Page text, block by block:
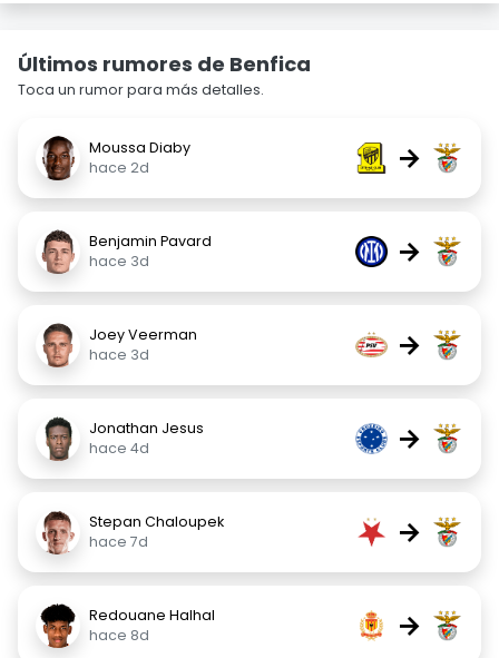
Últimos rumores de Benfica
Toca un rumor para más detalles.
Moussa Diaby
hace 2d
→
Benjamin Pavard
hace 3d
→
Joey Veerman
hace 3d
→
Jonathan Jesus
hace 4d
→
Stepan Chaloupek
hace 7d
→
Redouane Halhal
hace 8d
→